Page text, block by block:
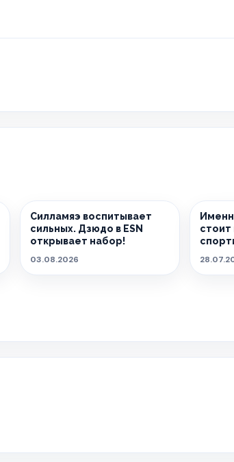
Силламяэ воспитывает
сильных. Дзюдо в ESN
открывает набор!
03.08.2026
стоит